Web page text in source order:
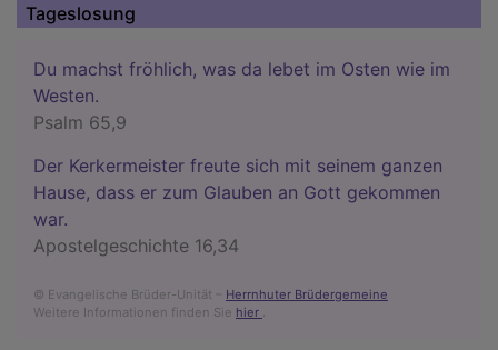
Tageslosung
Du machst fröhlich, was da lebet im Osten wie im
Westen.
Psalm 65,9
Der Kerkermeister freute sich mit seinem ganzen
Hause, dass er zum Glauben an Gott gekommen
war.
Apostelgeschichte 16,34
© Evangelische Brüder-Unität – Herrnhuter Brüdergemeine
Weitere Informationen finden Sie hier